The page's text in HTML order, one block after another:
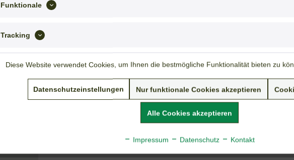
Weiterführende Links zu "Weisse Schlauchpflanze"
Fragen zum Artikel?
Weitere Artikel von Tolksdorf & Beckers
Funktionale
Tracking
Diese Website verwendet Cookies, um Ihnen die bestmögliche Funktionalität bieten zu
Datenschutzeinstellungen Nur funktionale Cookies akzeptieren
Alle Cookies akzeptieren
Impressum Datenschutz Kontakt